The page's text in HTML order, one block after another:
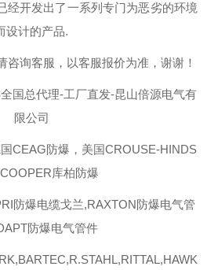
经开发出了一系列专门为恶劣的环境
设计的产品.
咨询客服，以客服报价为准，谢谢！
全国总代理-工厂直发-昆山倍源电气有
限公司
CEAG防爆，美国CROUSE-HINDS
库柏防爆
防爆电缆戈兰,RAXTON防爆电气管
防爆电气管件